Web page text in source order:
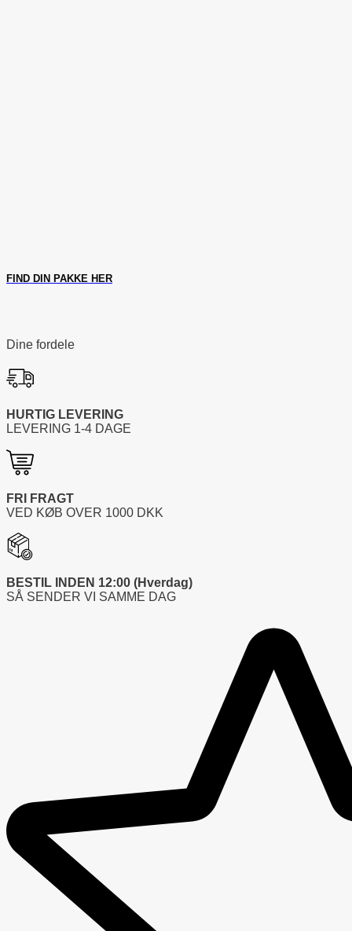
FIND DIN PAKKE HER
Dine fordele
HURTIG LEVERING
LEVERING 1-4 DAGE
FRI FRAGT
VED KØB OVER 1000 DKK
BESTIL INDEN 12:00 (Hverdag)
SÅ SENDER VI SAMME DAG